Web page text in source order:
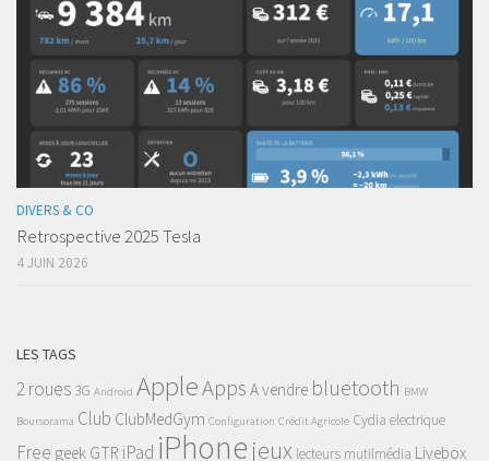
DIVERS & CO
Retrospective 2025 Tesla
4 JUIN 2026
LES TAGS
2 roues 3G Android AppleApps A vendre bluetooth BMW
Boursorama Club ClubMedGym Configuration Crédit Agricole Cydia electrique
Free geek GTR iPad iPhone jeux lecteurs mutilmédia Livebox